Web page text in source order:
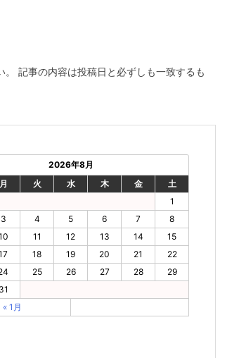
記事の内容は投稿日と必ずしも一致するも
2026年8月
月 火 水 木 金
土
1
3 4 5 6 7
8
11 12 13 14
15
18 19 20 21
22
25 26 27 28
29
31
« 1月